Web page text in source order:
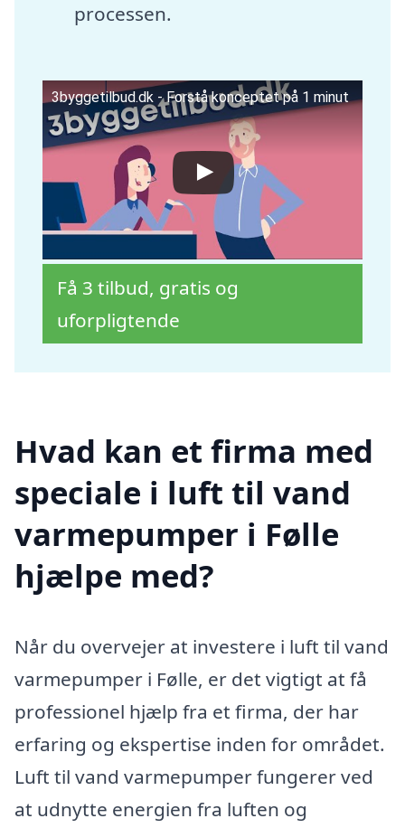
processen.
3byggetilbud.dk - Forstå konceptet på 1 minut
Få 3 tilbud, gratis og
uforpligtende
Hvad kan et firma med
speciale i luft til vand
varmepumper i Følle
hjælpe med?
Når du overvejer at investere i luft til vand
varmepumper i Følle, er det vigtigt at få
professionel hjælp fra et firma, der har
erfaring og ekspertise inden for området.
Luft til vand varmepumper fungerer ved
at udnytte energien fra luften og